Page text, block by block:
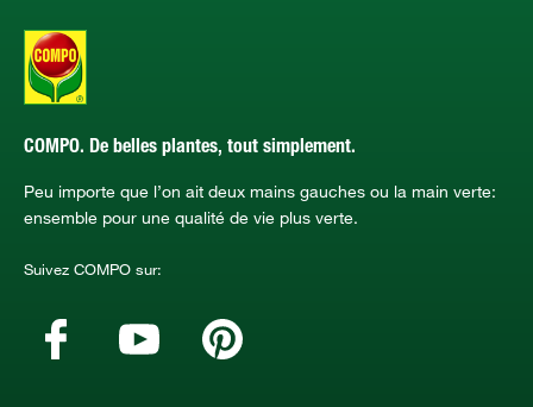
COMPO. De belles plantes, tout simplement.
Peu importe que l’on ait deux mains gauches ou la main verte:
ensemble pour une qualité de vie plus verte.
Suivez COMPO sur: